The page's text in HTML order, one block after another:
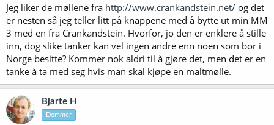
Jeg liker de møllene fra http://www.crankandstein.net/ og det
er nesten så jeg teller litt på knappene med å bytte ut min MM
3 med en fra Crankandstein. Hvorfor, jo den er enklere å stille
inn, dog slike tanker kan vel ingen andre enn noen som bor i
Norge besitte? Kommer nok aldri til å gjøre det, men det er en
tanke å ta med seg hvis man skal kjøpe en maltmølle.
Bjarte H
Dommer